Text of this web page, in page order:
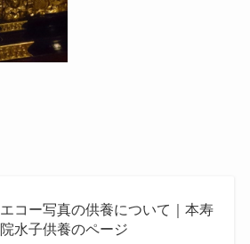
エコー写真の供養について｜本寿
院水子供養のページ